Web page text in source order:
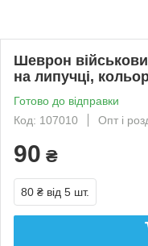
Шеврон
на липучці,
Готово до відправки
Код: 107010
Опт і
90 ₴
80 ₴ від 5 шт.